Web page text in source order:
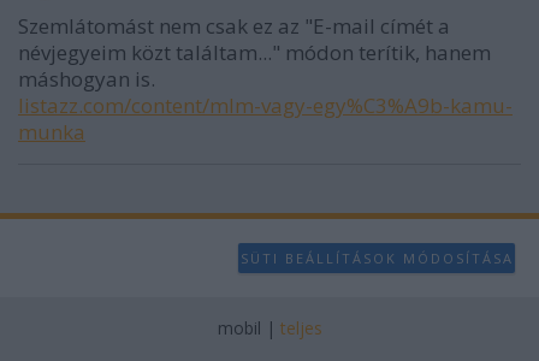
Szemlátomást nem csak ez az "E-mail címét a
névjegyeim közt találtam..." módon terítik, hanem
máshogyan is.
listazz.com/content/mlm-vagy-egy%C3%A9b-kamu-
munka
SÜTI BEÁLLÍTÁSOK MÓDOSÍTÁSA
mobil | teljes